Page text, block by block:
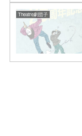
Theatre劇団子